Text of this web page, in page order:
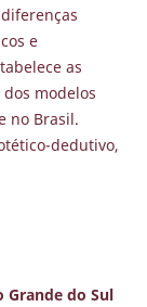
e
as
modelos
no Brasil.
dedutivo,
Grande do Sul